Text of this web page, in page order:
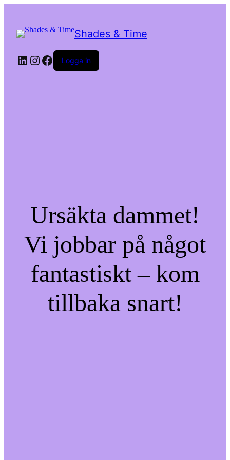
Shades & Time
LinkedIn
Instagram
Facebook
Logga in
Ursäkta dammet!
Vi jobbar på något
fantastiskt – kom
tillbaka snart!